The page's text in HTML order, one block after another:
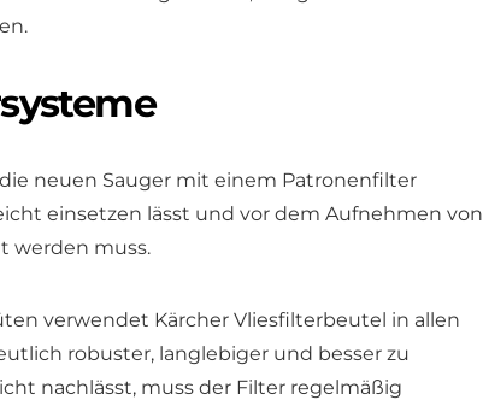
neuen Sauger mit einem Patronenfilter
einsetzen lässt und vor dem Aufnehmen von
werden muss.
verwendet Kärcher Vliesfilterbeutel in allen
robuster, langlebiger und besser zu
nachlässt, muss der Filter regelmäßig